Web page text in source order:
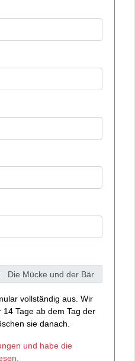
vollständig aus. Wir
Tage ab dem Tag der
sie danach.
und habe die